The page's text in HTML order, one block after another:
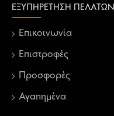
ΕΞΥΠΗΡΈΤΗΣΗ ΠΕΛΑΤΏΝ
Επικοινωνία
Επιστροφές
Προσφορές
Αγαπημένα